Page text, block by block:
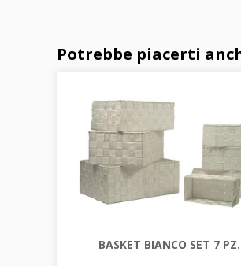
Potrebbe piacerti
BASKET BIANCO SET 7 PZ.